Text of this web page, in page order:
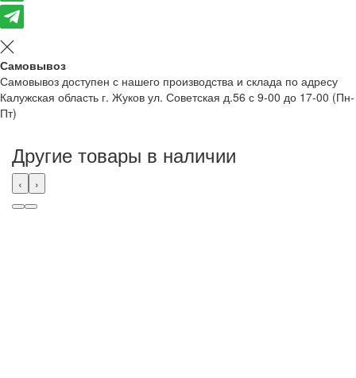
Самовывоз
Самовывоз доступен с нашего производства и склада по адресу
Калужская область г. Жуков ул. Советская д.56 с 9-00 до 17-00 (Пн-
Пт)
Другие товары в наличии
‹ ›